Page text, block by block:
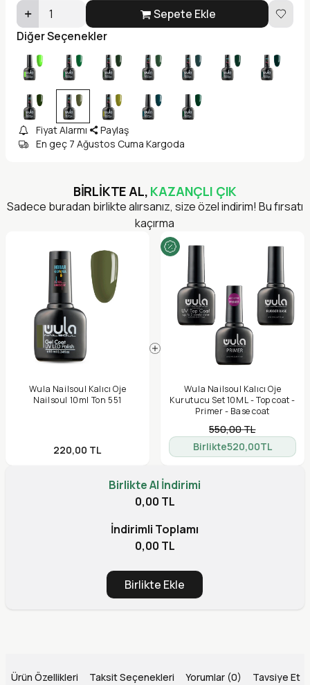
Sepete Ekle
Diğer Seçenekler
Fiyat Alarmı
Paylaş
En geç 7 Ağustos Cuma Kargoda
BİRLİKTE AL, KAZANÇLI ÇIK
Sadece buradan birlikte alırsanız, size özel indirim! Bu fırsatı
kaçırma
Wula Nailsoul Kalıcı Oje
Nailsoul 10ml Ton 551
220,00 TL
Wula Nailsoul Kalıcı Oje
Kurutucu Set 10ML - Top coat -
Primer - Base coat
550,00TL
Birlikte520,00TL
Birlikte Al İndirimi
0,00 TL
İndirimli Toplamı
0,00 TL
Birlikte Ekle
Ürün Özellikleri Taksit Seçenekleri Yorumlar (0) Tavsiye Et